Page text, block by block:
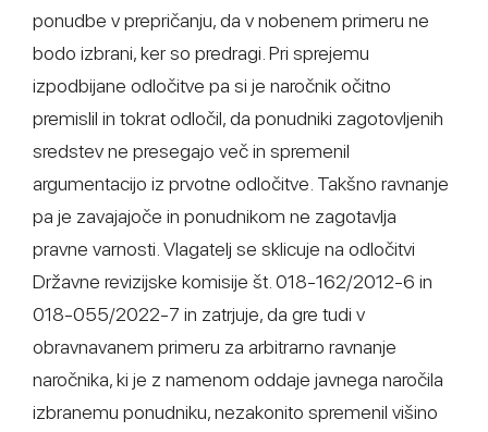
ponudbe v prepričanju, da v nobenem primeru ne
bodo izbrani, ker so predragi. Pri sprejemu
izpodbijane odločitve pa si je naročnik očitno
premislil in tokrat odločil, da ponudniki zagotovljenih
sredstev ne presegajo več in spremenil
argumentacijo iz prvotne odločitve. Takšno ravnanje
pa je zavajajoče in ponudnikom ne zagotavlja
pravne varnosti. Vlagatelj se sklicuje na odločitvi
Državne revizijske komisije št. 018-162/2012-6 in
018-055/2022-7 in zatrjuje, da gre tudi v
obravnavanem primeru za arbitrarno ravnanje
naročnika, ki je z namenom oddaje javnega naročila
izbranemu ponudniku, nezakonito spremenil višino